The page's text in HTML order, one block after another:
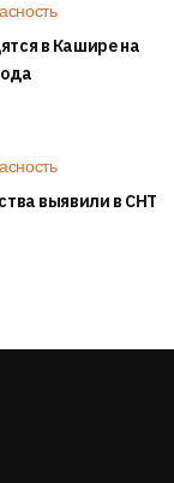
в Кашире на
выявили в СНТ